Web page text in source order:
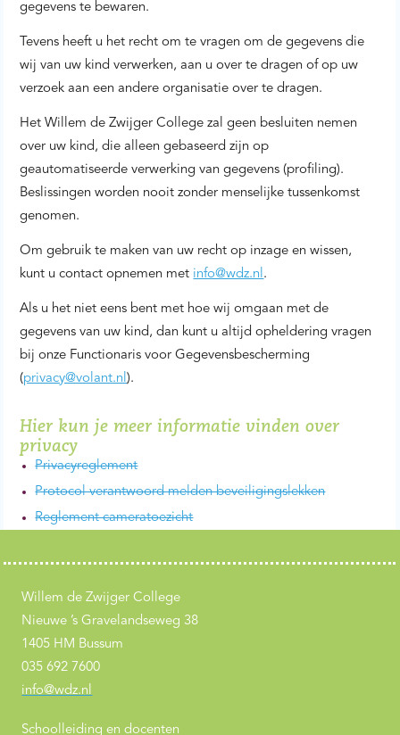
gegevens te bewaren.
Tevens heeft u het recht om te vragen om de gegevens die
wij van uw kind verwerken, aan u over te dragen of op uw
verzoek aan een andere organisatie over te dragen.
Het Willem de Zwijger College zal geen besluiten nemen
over uw kind, die alleen gebaseerd zijn op
geautomatiseerde verwerking van gegevens (profiling).
Beslissingen worden nooit zonder menselijke tussenkomst
genomen.
Om gebruik te maken van uw recht op inzage en wissen,
kunt u contact opnemen met info@wdz.nl.
Als u het niet eens bent met hoe wij omgaan met de
gegevens van uw kind, dan kunt u altijd opheldering vragen
bij onze Functionaris voor Gegevensbescherming
(privacy@volant.nl).
Hier kun je meer informatie vinden over
privacy
Privacyreglement
Protocol verantwoord melden beveiligingslekken
Reglement cameratoezicht
Willem de Zwijger College
Nieuwe ’s Gravelandseweg 38
1405 HM Bussum
035 692 7600
info@wdz.nl
Schoolleiding en docenten